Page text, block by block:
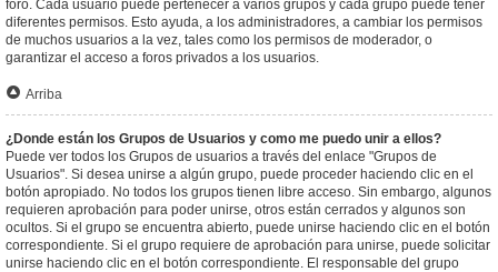
foro. Cada usuario puede pertenecer a varios grupos y cada grupo puede tener
diferentes permisos. Esto ayuda, a los administradores, a cambiar los permisos
de muchos usuarios a la vez, tales como los permisos de moderador, o
garantizar el acceso a foros privados a los usuarios.
Arriba
¿Donde están los Grupos de Usuarios y como me puedo unir a ellos?
Puede ver todos los Grupos de usuarios a través del enlace "Grupos de
Usuarios". Si desea unirse a algún grupo, puede proceder haciendo clic en el
botón apropiado. No todos los grupos tienen libre acceso. Sin embargo, algunos
requieren aprobación para poder unirse, otros están cerrados y algunos son
ocultos. Si el grupo se encuentra abierto, puede unirse haciendo clic en el botón
correspondiente. Si el grupo requiere de aprobación para unirse, puede solicitar
unirse haciendo clic en el botón correspondiente. El responsable del grupo